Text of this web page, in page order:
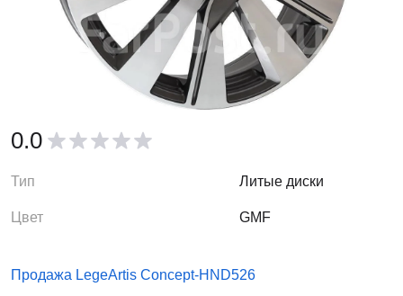
0.0
Тип Литые диски
Цвет GMF
Продажа LegeArtis Concept-HND526